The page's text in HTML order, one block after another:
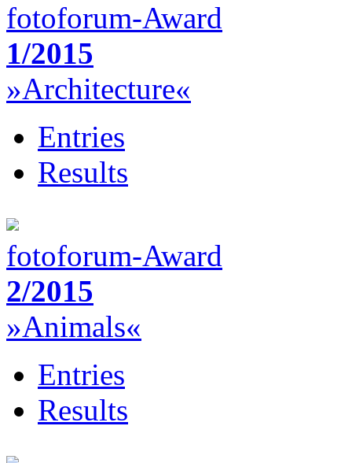
fotoforum-Award
1/2015
»Architecture«
Entries
Results
fotoforum-Award
2/2015
»Animals«
Entries
Results